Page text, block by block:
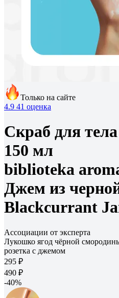
Только на сайте
4.9 41 оценка
Скраб для тела
150 мл
biblioteka
Джем из
Blackcurrant
Ассоциации от эксперта
Лукошко ягод чёрной
розетка с джемом
295 ₽
490 ₽
-40%